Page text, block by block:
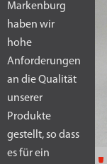
Markenburg
haben wir
hohe
Anforderungen
an die Qualität
unserer
Produkte
gestellt, so dass
es für ein